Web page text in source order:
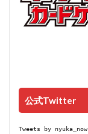
公式Twitter
Tweets by nyuka_now